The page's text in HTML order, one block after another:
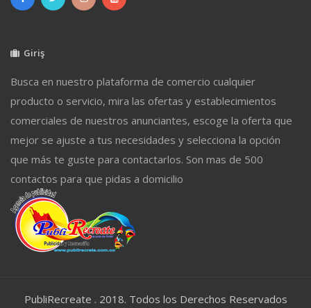
Giriş
Busca en nuestro plataforma de comercio cualquier
producto o servicio, mira las ofertas y establecimientos
comerciales de nuestros anunciantes, escoge la oferta que
mejor se ajuste a tus necesidades y selecciona la opción
que más te guste para contactarlos. Son mas de 500
contactos para que pidas a domicilio
PubliRecreate . 2018. Todos los Derechos Reservados